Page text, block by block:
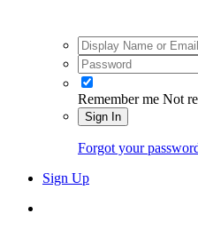
Remember me Not
Sign In
Forgot your
Sign Up